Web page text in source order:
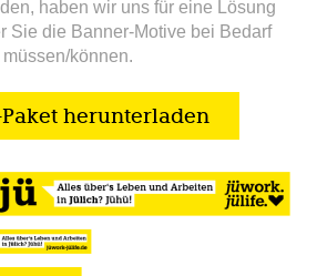
haben wir uns für eine Lösung
Sie die Banner-Motive bei Bedarf
können.
herunterladen